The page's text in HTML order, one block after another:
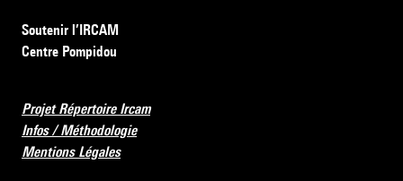
Soutenir l’IRCAM
Centre Pompidou
Projet Répertoire Ircam
Infos / Méthodologie
Mentions Légales